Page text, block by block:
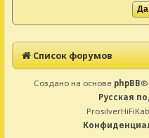
Список форумов
Создано на основе phpBB®
Русская